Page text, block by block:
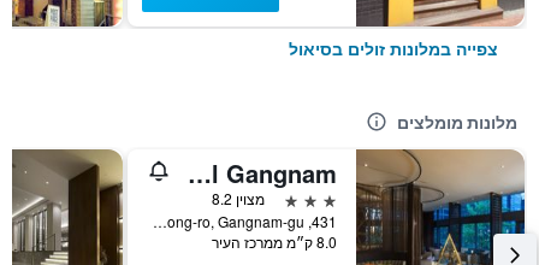
צפייה במלונות זולים בסיאול
מלונות מומלצים
ibis Styles Ambassador Seoul Gangnam
3 כוכבים
מצוין 8.2
431, Samseong-ro, Gangnam-gu, סיאול, דרום קוריאה
8.0 ק״מ ממרכז העיר